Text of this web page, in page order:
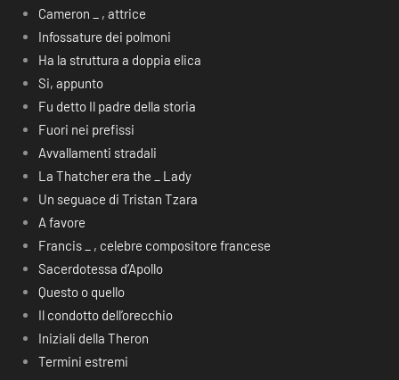
Cameron _ , attrice
Infossature dei polmoni
Ha la struttura a doppia elica
Si, appunto
Fu detto Il padre della storia
Fuori nei prefissi
Avvallamenti stradali
La Thatcher era the _ Lady
Un seguace di Tristan Tzara
A favore
Francis _ , celebre compositore francese
Sacerdotessa d’Apollo
Questo o quello
Il condotto dell’orecchio
Iniziali della Theron
Termini estremi